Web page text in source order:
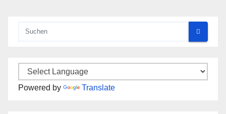
Powered by Translate